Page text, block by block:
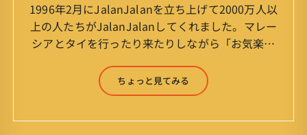
1996年2月にJalanJalanを立ち上げて2000万人以
上の人たちがJalanJalanしてくれました。マレー
シアとタイを行ったり来たりしながら「お気楽」
森 淳（Jun Yamamori） 生年月日 ：1959年
7月4日(61才) 生まれ ：香港(3才まで)
ちょっと見てみる